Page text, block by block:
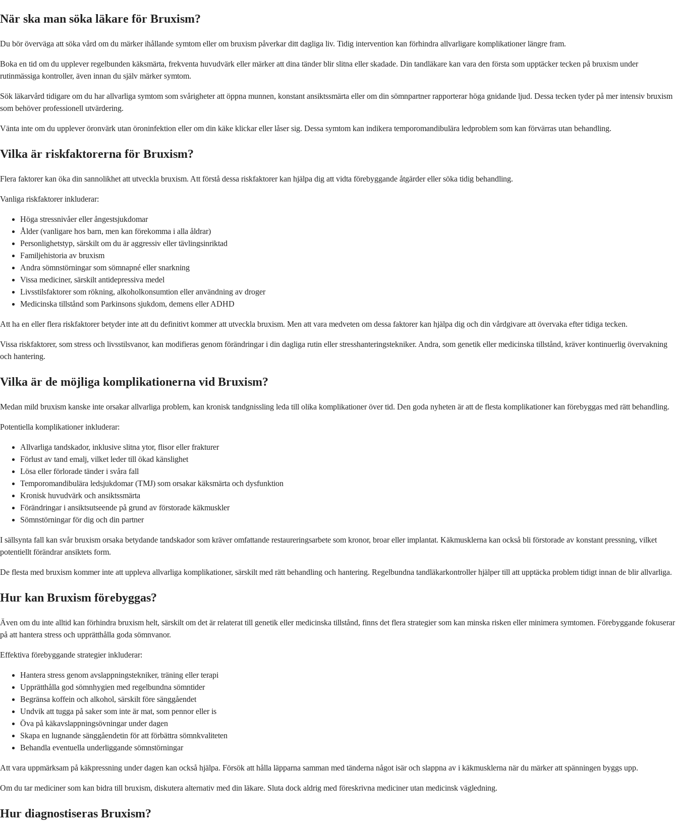
När ska man söka läkare för Bruxism?
Du bör överväga att söka vård om du märker ihållande symtom eller om bruxism påverkar ditt dagliga liv. Tidig intervention kan förhindra allvarligare komplikationer längre fram.
Boka en tid om du upplever regelbunden käksmärta, frekventa huvudvärk eller märker att dina tänder blir slitna eller skadade. Din tandläkare kan vara den första som upptäcker tecken på bruxism under
rutinmässiga kontroller, även innan du själv märker symtom.
Sök läkarvård tidigare om du har allvarliga symtom som svårigheter att öppna munnen, konstant ansiktssmärta eller om din sömnpartner rapporterar höga gnidande ljud. Dessa tecken tyder på mer intensiv bruxism
som behöver professionell utvärdering.
Vänta inte om du upplever öronvärk utan öroninfektion eller om din käke klickar eller låser sig. Dessa symtom kan indikera temporomandibulära ledproblem som kan förvärras utan behandling.
Vilka är riskfaktorerna för Bruxism?
Flera faktorer kan öka din sannolikhet att utveckla bruxism. Att förstå dessa riskfaktorer kan hjälpa dig att vidta förebyggande åtgärder eller söka tidig behandling.
Vanliga riskfaktorer inkluderar:
Höga stressnivåer eller ångestsjukdomar
Ålder (vanligare hos barn, men kan förekomma i alla åldrar)
Personlighetstyp, särskilt om du är aggressiv eller tävlingsinriktad
Familjehistoria av bruxism
Andra sömnstörningar som sömnapné eller snarkning
Vissa mediciner, särskilt antidepressiva medel
Livsstilsfaktorer som rökning, alkoholkonsumtion eller användning av droger
Medicinska tillstånd som Parkinsons sjukdom, demens eller ADHD
Att ha en eller flera riskfaktorer betyder inte att du definitivt kommer att utveckla bruxism. Men att vara medveten om dessa faktorer kan hjälpa dig och din vårdgivare att övervaka efter tidiga tecken.
Vissa riskfaktorer, som stress och livsstilsvanor, kan modifieras genom förändringar i din dagliga rutin eller stresshanteringstekniker. Andra, som genetik eller medicinska tillstånd, kräver kontinuerlig övervakning
och hantering.
Vilka är de möjliga komplikationerna vid Bruxism?
Medan mild bruxism kanske inte orsakar allvarliga problem, kan kronisk tandgnissling leda till olika komplikationer över tid. Den goda nyheten är att de flesta komplikationer kan förebyggas med rätt behandling.
Potentiella komplikationer inkluderar:
Allvarliga tandskador, inklusive slitna ytor, flisor eller frakturer
Förlust av tand emalj, vilket leder till ökad känslighet
Lösa eller förlorade tänder i svåra fall
Temporomandibulära ledsjukdomar (TMJ) som orsakar käksmärta och dysfunktion
Kronisk huvudvärk och ansiktssmärta
Förändringar i ansiktsutseende på grund av förstorade käkmuskler
Sömnstörningar för dig och din partner
I sällsynta fall kan svår bruxism orsaka betydande tandskador som kräver omfattande restaureringsarbete som kronor, broar eller implantat. Käkmusklerna kan också bli förstorade av konstant pressning, vilket
potentiellt förändrar ansiktets form.
De flesta med bruxism kommer inte att uppleva allvarliga komplikationer, särskilt med rätt behandling och hantering. Regelbundna tandläkarkontroller hjälper till att upptäcka problem tidigt innan de blir allvarliga.
Hur kan Bruxism förebyggas?
Även om du inte alltid kan förhindra bruxism helt, särskilt om det är relaterat till genetik eller medicinska tillstånd, finns det flera strategier som kan minska risken eller minimera symtomen. Förebyggande fokuserar
på att hantera stress och upprätthålla goda sömnvanor.
Effektiva förebyggande strategier inkluderar:
Hantera stress genom avslappningstekniker, träning eller terapi
Upprätthålla god sömnhygien med regelbundna sömntider
Begränsa koffein och alkohol, särskilt före sänggåendet
Undvik att tugga på saker som inte är mat, som pennor eller is
Öva på käkavslappningsövningar under dagen
Skapa en lugnande sänggåendetin för att förbättra sömnkvaliteten
Behandla eventuella underliggande sömnstörningar
Att vara uppmärksam på käkpressning under dagen kan också hjälpa. Försök att hålla läpparna samman med tänderna något isär och slappna av i käkmusklerna när du märker att spänningen byggs upp.
Om du tar mediciner som kan bidra till bruxism, diskutera alternativ med din läkare. Sluta dock aldrig med föreskrivna mediciner utan medicinsk vägledning.
Hur diagnostiseras Bruxism?